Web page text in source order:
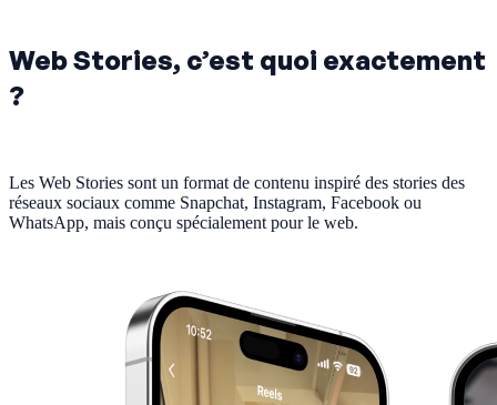
Web Stories, c’est quoi exactement
?
Les Web Stories sont un format de contenu inspiré des stories des
réseaux sociaux comme Snapchat, Instagram, Facebook ou
WhatsApp, mais conçu spécialement pour le web.